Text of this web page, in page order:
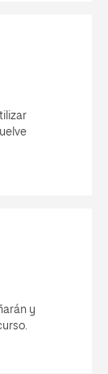
y